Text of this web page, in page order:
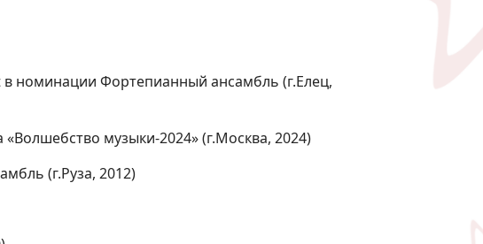
в номинации Фортепианный ансамбль (г.Елец,
музыки-2024» (г.Москва, 2024)
(г.Руза, 2012)